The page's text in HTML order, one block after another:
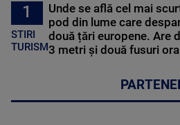
1
STIRI
TURISM
Unde se află cel mai
pod din lume care
două țări europene. Are
3 metri și două fusuri